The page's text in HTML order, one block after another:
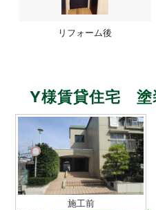
リフォーム後
Y様賃貸住宅 塗
施工前